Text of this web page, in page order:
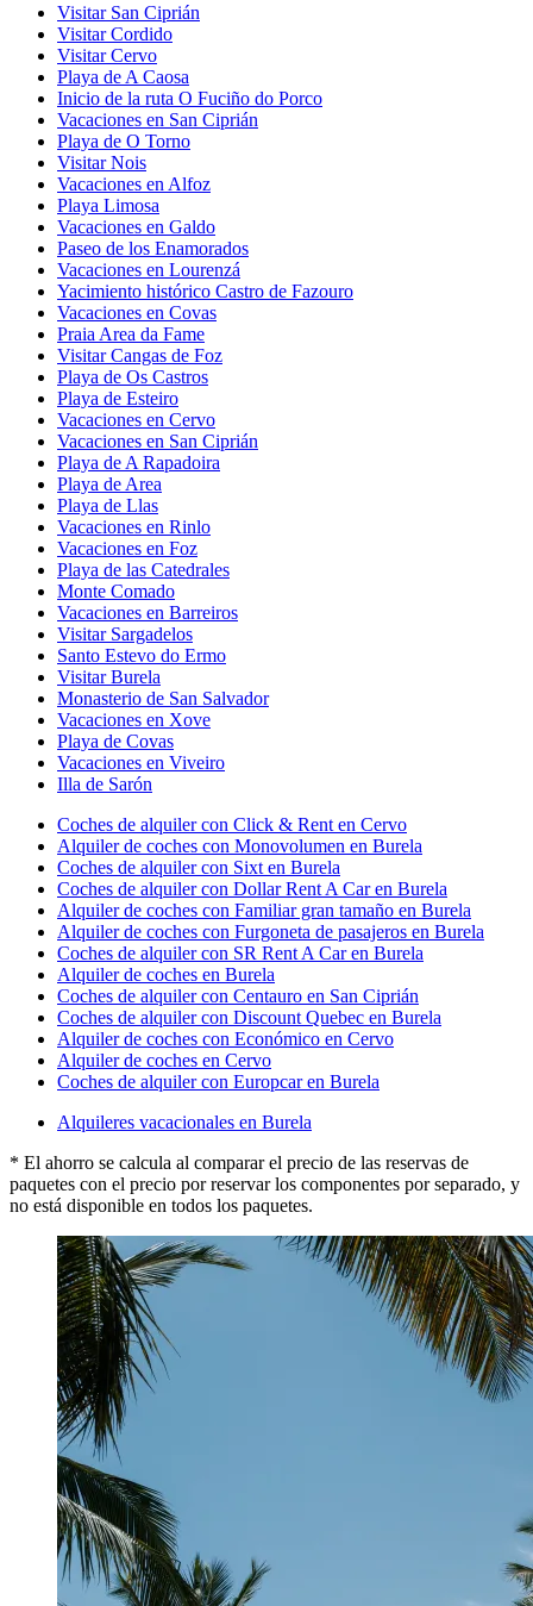
Visitar San Ciprián
Visitar Cordido
Visitar Cervo
Playa de A Caosa
Inicio de la ruta O Fuciño do Porco
Vacaciones en San Ciprián
Playa de O Torno
Visitar Nois
Vacaciones en Alfoz
Playa Limosa
Vacaciones en Galdo
Paseo de los Enamorados
Vacaciones en Lourenzá
Yacimiento histórico Castro de Fazouro
Vacaciones en Covas
Praia Area da Fame
Visitar Cangas de Foz
Playa de Os Castros
Playa de Esteiro
Vacaciones en Cervo
Vacaciones en San Ciprián
Playa de A Rapadoira
Playa de Area
Playa de Llas
Vacaciones en Rinlo
Vacaciones en Foz
Playa de las Catedrales
Monte Comado
Vacaciones en Barreiros
Visitar Sargadelos
Santo Estevo do Ermo
Visitar Burela
Monasterio de San Salvador
Vacaciones en Xove
Playa de Covas
Vacaciones en Viveiro
Illa de Sarón
Coches de alquiler con Click & Rent en Cervo
Alquiler de coches con Monovolumen en Burela
Coches de alquiler con Sixt en Burela
Coches de alquiler con Dollar Rent A Car en Burela
Alquiler de coches con Familiar gran tamaño en Burela
Alquiler de coches con Furgoneta de pasajeros en Burela
Coches de alquiler con SR Rent A Car en Burela
Alquiler de coches en Burela
Coches de alquiler con Centauro en San Ciprián
Coches de alquiler con Discount Quebec en Burela
Alquiler de coches con Económico en Cervo
Alquiler de coches en Cervo
Coches de alquiler con Europcar en Burela
Alquileres vacacionales en Burela
* El ahorro se calcula al comparar el precio de las reservas de
paquetes con el precio por reservar los componentes por separado, y
no está disponible en todos los paquetes.